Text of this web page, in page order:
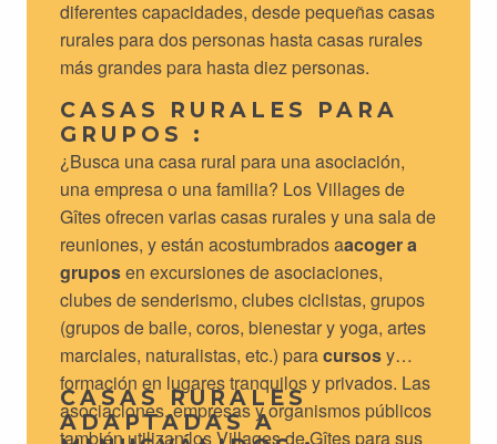
diferentes capacidades, desde pequeñas casas
rurales para dos personas hasta casas rurales
más grandes para hasta diez personas.
CASAS RURALES PARA
GRUPOS :
¿Busca una casa rural para una asociación,
una empresa o una familia? Los Villages de
Gîtes ofrecen varias casas rurales y una sala de
reuniones, y están acostumbrados aacoger a
gruposen excursiones de asociaciones,
clubes de senderismo, clubes ciclistas, grupos
(grupos de baile, coros, bienestar y yoga, artes
marciales, naturalistas, etc.) paracursosy
formación en lugares tranquilos y privados. Las
asociaciones, empresas y organismos públicos
también utilizan los Villages de Gîtes para sus
CASAS RURALES
ADAPTADAS A